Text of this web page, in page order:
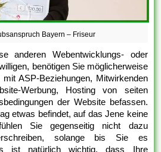
Bayern – Friseur
anderen Webentwicklungs- oder
benötigen Sie möglicherweise
ASP-Beziehungen, Mitwirkenden
Werbung, Hosting von seiten
der Website befassen.
etwas befindet, auf das Jene keine
Sie gegenseitig nicht dazu
solange bis Sie es
ist natürlich wichtig, dass Ihre